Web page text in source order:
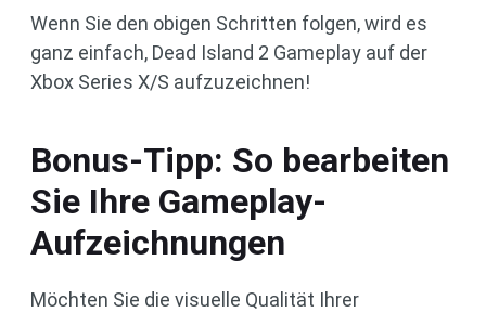
Wenn Sie den obigen Schritten folgen, wird es
ganz einfach, Dead Island 2 Gameplay auf der
Xbox Series X/S aufzuzeichnen!
Bonus-Tipp: So bearbeiten
Sie Ihre Gameplay-
Aufzeichnungen
Möchten Sie die visuelle Qualität Ihrer